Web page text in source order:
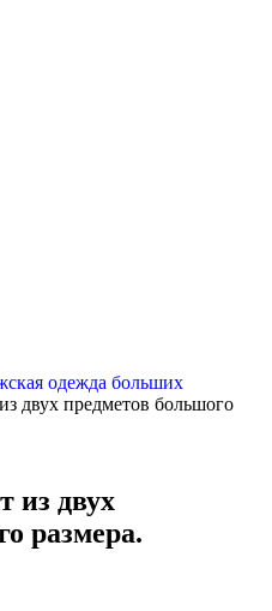
одежда больших
двух предметов большого
из двух
размера.